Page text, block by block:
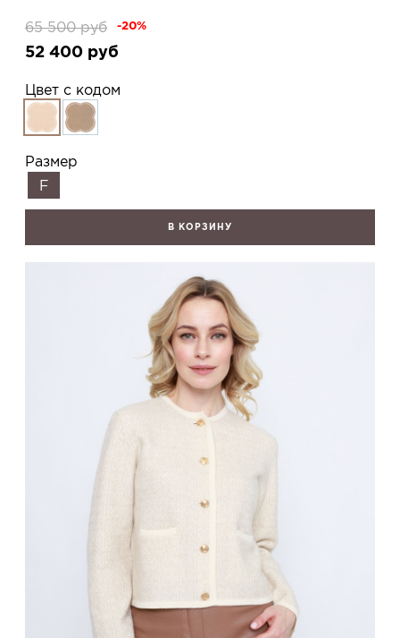
65 500 руб -20%
52 400 руб
Цвет с кодом
Размер
F
В КОРЗИНУ